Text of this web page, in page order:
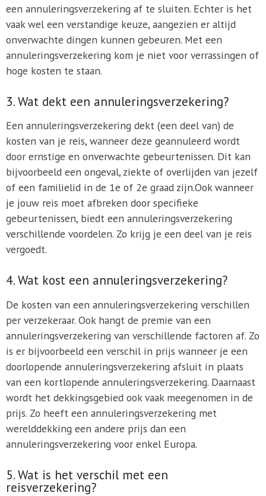
een annuleringsverzekering af te sluiten. Echter is het
vaak wel een verstandige keuze, aangezien er altijd
onverwachte dingen kunnen gebeuren. Met een
annuleringsverzekering kom je niet voor verrassingen of
hoge kosten te staan.
3. Wat dekt een annuleringsverzekering?
Een annuleringsverzekering dekt (een deel van) de
kosten van je reis, wanneer deze geannuleerd wordt
door ernstige en onverwachte gebeurtenissen. Dit kan
bijvoorbeeld een ongeval, ziekte of overlijden van jezelf
of een familielid in de 1e of 2e graad zijn.Ook wanneer
je jouw reis moet afbreken door specifieke
gebeurtenissen, biedt een annuleringsverzekering
verschillende voordelen. Zo krijg je een deel van je reis
vergoedt.
4. Wat kost een annuleringsverzekering?
De kosten van een annuleringsverzekering verschillen
per verzekeraar. Ook hangt de premie van een
annuleringsverzekering van verschillende factoren af. Zo
is er bijvoorbeeld een verschil in prijs wanneer je een
doorlopende annuleringsverzekering afsluit in plaats
van een kortlopende annuleringsverzekering. Daarnaast
wordt het dekkingsgebied ook vaak meegenomen in de
prijs. Zo heeft een annuleringsverzekering met
werelddekking een andere prijs dan een
annuleringsverzekering voor enkel Europa.
5. Wat is het verschil met een
reisverzekering?